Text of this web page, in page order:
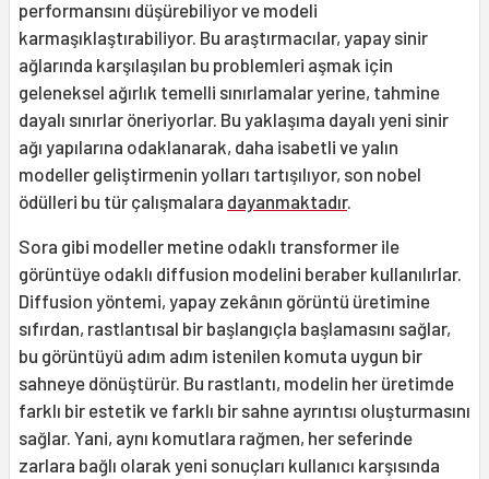
performansını düşürebiliyor ve modeli
karmaşıklaştırabiliyor. Bu araştırmacılar, yapay sinir
ağlarında karşılaşılan bu problemleri aşmak için
geleneksel ağırlık temelli sınırlamalar yerine, tahmine
dayalı sınırlar öneriyorlar. Bu yaklaşıma dayalı yeni sinir
ağı yapılarına odaklanarak, daha isabetli ve yalın
modeller geliştirmenin yolları tartışılıyor, son nobel
ödülleri bu tür çalışmalara dayanmaktadır.
Sora gibi modeller metine odaklı transformer ile
görüntüye odaklı diffusion modelini beraber kullanılırlar.
Diffusion yöntemi, yapay zekânın görüntü üretimine
sıfırdan, rastlantısal bir başlangıçla başlamasını sağlar,
bu görüntüyü adım adım istenilen komuta uygun bir
sahneye dönüştürür. Bu rastlantı, modelin her üretimde
farklı bir estetik ve farklı bir sahne ayrıntısı oluşturmasını
sağlar. Yani, aynı komutlara rağmen, her seferinde
zarlara bağlı olarak yeni sonuçları kullanıcı karşısında